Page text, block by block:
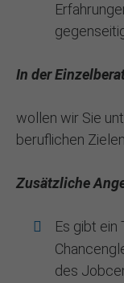
In der
wollen wir Sie
beruflichen
Zusätzliche
Es gibt
des